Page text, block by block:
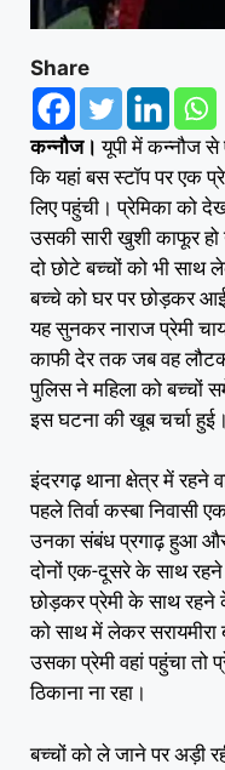
Share
कन्‍नौज। यूपी में कन्‍नौज
कि यहां बस स्‍टॉप पर एक
लिए पहुंची। प्रेमिका को
उसकी सारी खुशी काफूर
दो छोटे बच्‍चों को भी साथ
बच्‍चे को घर पर छोड़कर
यह सुनकर नाराज प्रेमी
काफी देर तक जब वह
पुलिस ने महिला को बच्‍चों
इस घटना की खूब चर्चा हुई।
इंदरगढ़ थाना क्षेत्र में रहने
पहले तिर्वा कस्बा निवासी
उनका संबंध प्रगाढ़ हुआ
दोनों एक-दूसरे के साथ रहने
छोड़कर प्रेमी के साथ रहने
को साथ में लेकर
उसका प्रेमी वहां पहुंचा
ठिकाना ना रहा।
बच्‍चों को ले जाने पर अड़ी